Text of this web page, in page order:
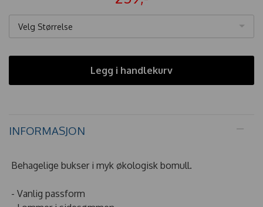
Velg Størrelse
Legg i handlekurv
INFORMASJON
Behagelige bukser i myk økologisk bomull.
- Vanlig passform